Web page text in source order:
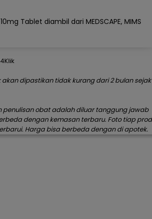
Tablet diambil dari MEDSCAPE, MIMS
dipastikan tidak kurang dari 2 bulan sejak
penulisan obat adalah diluar tanggung jawab
dengan kemasan terbaru. Foto tiap
Harga bisa berbeda dengan di apotek.